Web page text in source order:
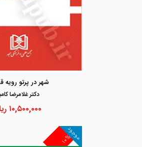
شهر در پرتو رویه
دكتر غلامرضا
۱۰,۵۰۰,۰۰۰
۱۰%
موجود